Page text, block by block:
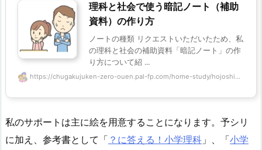
理科と社会で使う暗記ノート（補助
資料）の作り方
ノートの種類 リクエストいただいたため、私
の理科と社会の補助資料「暗記ノート」の作
り方について紹 ...
https://chugakujuken-zero-ouen.pal-fp.com/home-study/hojoshi...
私のサポートは主に絵を用意することになります。予シリ
に加え、参考書として「 ？に答える！小学理科 」、「小学